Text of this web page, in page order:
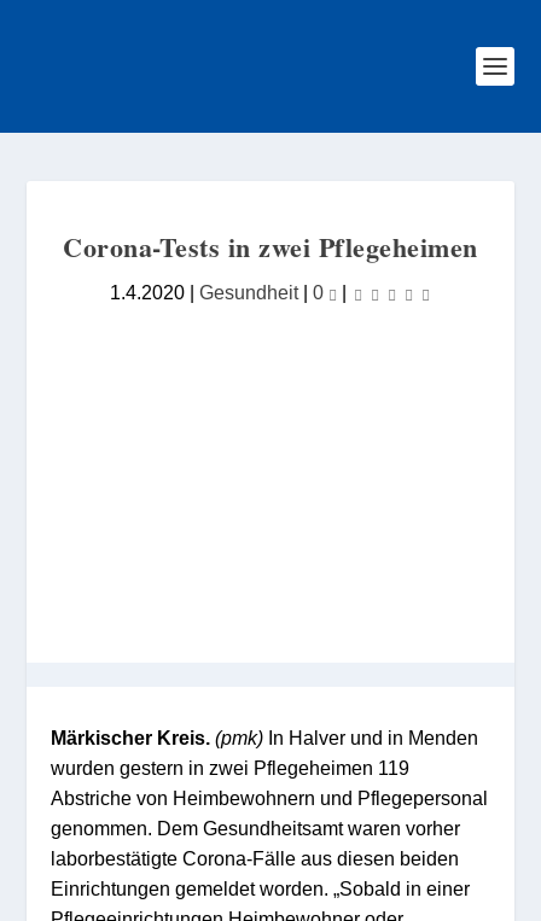
Corona-Tests in zwei Pflegeheimen
1.4.2020 | Gesundheit| 0 |
Märkischer Kreis. (pmk) In Halver und in Menden
wurden gestern in zwei Pflegeheimen 119
Abstriche von Heimbewohnern und Pflegepersonal
genommen. Dem Gesundheitsamt waren vorher
laborbestätigte Corona-Fälle aus diesen beiden
Einrichtungen gemeldet worden. „Sobald in einer